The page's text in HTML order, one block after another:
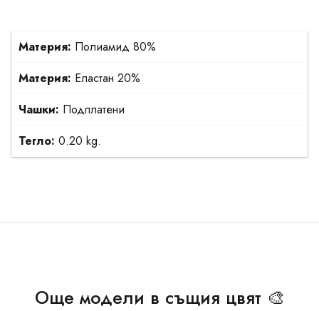
Материя: Полиамид 80%
Материя: Еластан 20%
Чашки: Подплатени
Тегло: 0.20 kg.
Още модели в същия цвят 🎨